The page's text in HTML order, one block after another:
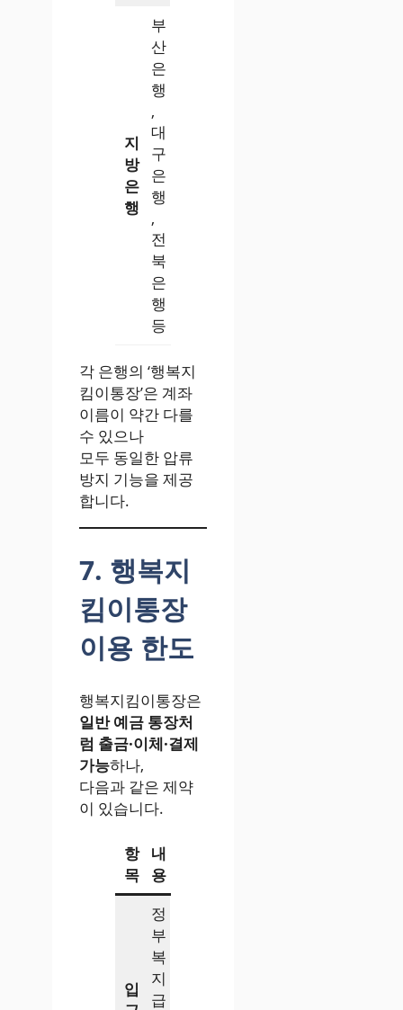
지
방
은
행
부
산
은
행
,
대
구
은
행
,
전
북
은
행
등
각 은행의 ‘행복지
킴이통장’은 계좌
이름이 약간 다를
수 있으나
모두 동일한 압류
방지 기능을 제공
합니다.
7. 행복지
킴이통장
이용 한도
행복지킴이통장은
일반 예금 통장처
럼 출금·이체·결제
가능하나,
다음과 같은 제약
이 있습니다.
항
목
내
용
입
정
부
복
지
급